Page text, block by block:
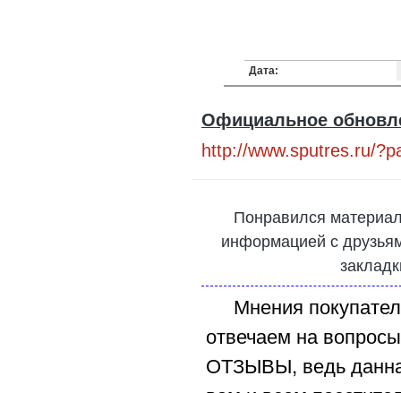
Дата:
Официальное
http://www.sputres.ru/
Понравился
информацией с
Мнения
отвечаем на
ОТЗЫВЫ, ведь